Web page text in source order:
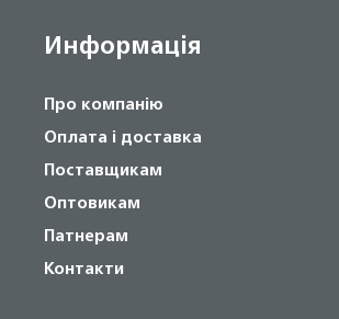
Информація
Про компанію
Оплата і доставка
Поставщикам
Оптовикам
Патнерам
Контакти